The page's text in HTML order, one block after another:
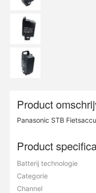
Product
Panasonic STB
Product
Batterij technologie
Categorie
Channel